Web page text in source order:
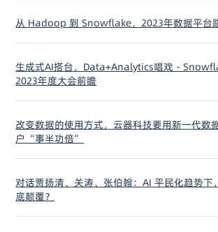
从 Hadoop 到 Snowflake，2023年数据平台
生成式AI搭台，Data+Analytics唱戏 -
2023年度大会前瞻
改变数据的使用方式，云器科技要用新一代数
户“事半功倍”
对话贾扬清、关涛、张伯翰：AI 平民化趋势下
底颠覆？